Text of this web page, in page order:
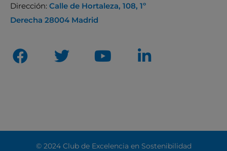
Dirección: Calle de Hortaleza, 108, 1º
Derecha 28004 Madrid
© 2024 Club de Excelencia en Sostenibilidad